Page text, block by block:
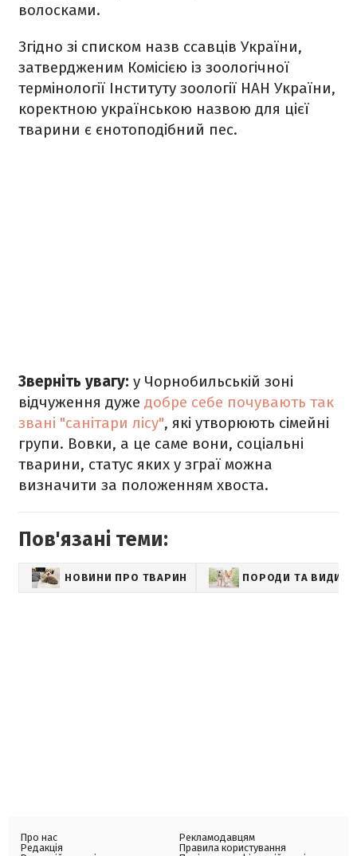
волосками.
Згідно зі списком назв ссавців України,
затвердженим Комісією із зоологічної
термінології Інституту зоології НАН України,
коректною українською назвою для цієї
тварини є єнотоподібний пес.
Зверніть увагу: у Чорнобильській зоні
відчуження дуже добре себе почувають так
звані "санітари лісу", які утворюють сімейні
групи. Вовки, а це саме вони, соціальні
тварини, статус яких у зграї можна
визначити за положенням хвоста.
Пов'язані теми:
НОВИНИ ПРО ТВАРИН ПОРОДИ ТА ВИДИ
Про нас
Редакція
Рекламодавцям
Правила користування